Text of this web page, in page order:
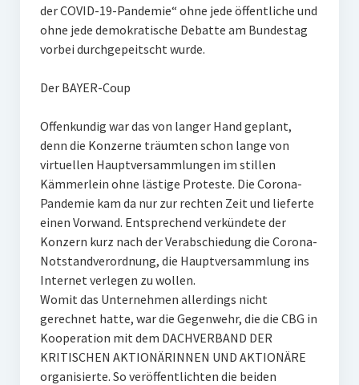
der COVID-19-Pandemie“ ohne jede öffentliche und
ohne jede demokratische Debatte am Bundestag
vorbei durchgepeitscht wurde.
Der BAYER-Coup
Offenkundig war das von langer Hand geplant,
denn die Konzerne träumten schon lange von
virtuellen Hauptversammlungen im stillen
Kämmerlein ohne lästige Proteste. Die Corona-
Pandemie kam da nur zur rechten Zeit und lieferte
einen Vorwand. Entsprechend verkündete der
Konzern kurz nach der Verabschiedung die Corona-
Notstandverordnung, die Hauptversammlung ins
Internet verlegen zu wollen.
Womit das Unternehmen allerdings nicht
gerechnet hatte, war die Gegenwehr, die die CBG in
Kooperation mit dem DACHVERBAND DER
KRITISCHEN AKTIONÄRINNEN UND AKTIONÄRE
organisierte. So veröffentlichten die beiden